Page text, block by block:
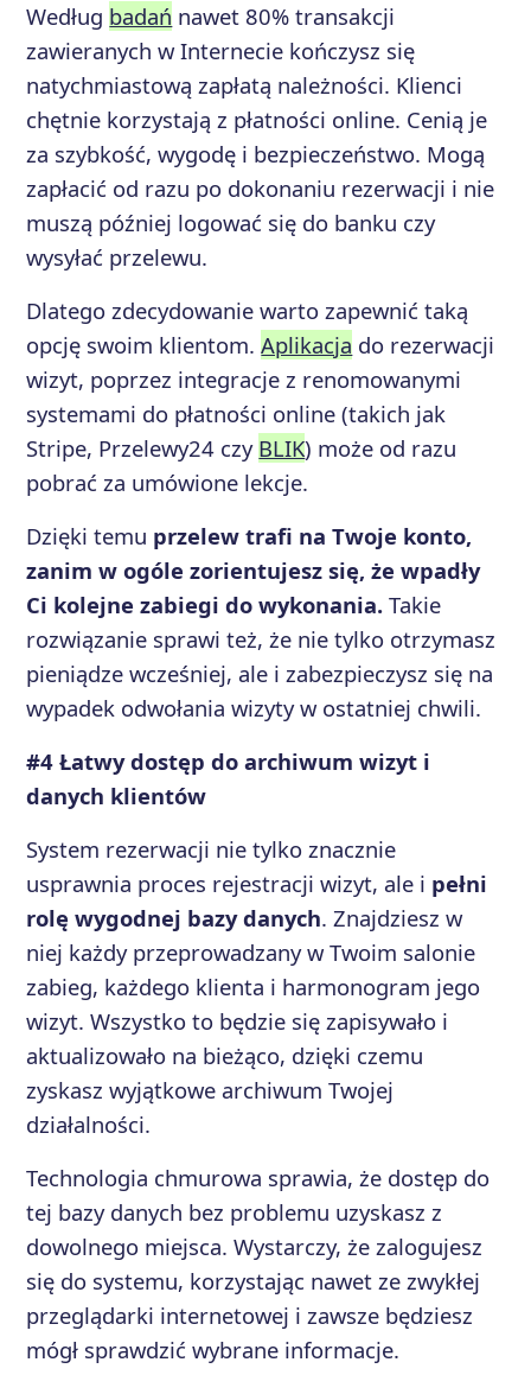
Według badań nawet 80% transakcji
zawieranych w Internecie kończysz się
natychmiastową zapłatą należności. Klienci
chętnie korzystają z płatności online. Cenią je
za szybkość, wygodę i bezpieczeństwo. Mogą
zapłacić od razu po dokonaniu rezerwacji i nie
muszą później logować się do banku czy
wysyłać przelewu.
Dlatego zdecydowanie warto zapewnić taką
opcję swoim klientom.Aplikacja do rezerwacji
wizyt, poprzez integracje z renomowanymi
systemami do płatności online (takich jak
Stripe, Przelewy24 czy BLIK) może od razu
pobrać za umówione lekcje.
Dzięki temu przelew trafi na Twoje konto,
zanim w ogóle zorientujesz się, że wpadły
Ci kolejne zabiegi do wykonania.Takie
rozwiązanie sprawi też, że nie tylko otrzymasz
pieniądze wcześniej, ale i zabezpieczysz się na
wypadek odwołania wizyty w ostatniej chwili.
#4 Łatwy dostęp do archiwum wizyt i
danych klientów
System rezerwacji nie tylko znacznie
usprawnia proces rejestracji wizyt, ale i pełni
rolę wygodnej bazy danych. Znajdziesz w
niej każdy przeprowadzany w Twoim salonie
zabieg, każdego klienta i harmonogram jego
wizyt. Wszystko to będzie się zapisywało i
aktualizowało na bieżąco, dzięki czemu
zyskasz wyjątkowe archiwum Twojej
działalności.
Technologia chmurowa sprawia, że dostęp do
tej bazy danych bez problemu uzyskasz z
dowolnego miejsca. Wystarczy, że zalogujesz
się do systemu, korzystając nawet ze zwykłej
przeglądarki internetowej i zawsze będziesz
mógł sprawdzić wybrane informacje.